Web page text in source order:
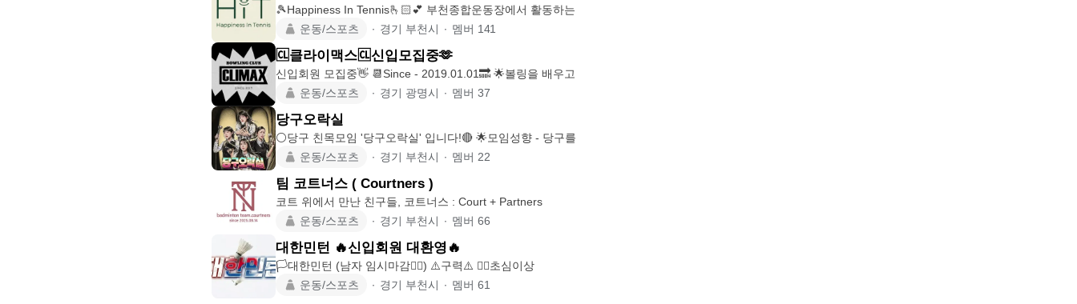
🎾Happiness In Tennis🫰🏻💕 부천종합운동장에서 활동하는
운동/스포츠
∙ 경기 부천시 ∙ 멤버 141
🆑클라이맥스🆑신입모집중🫶
신입회원 모집중👋 📆Since - 2019.01.01🔜 🌟볼링을 배우고
운동/스포츠
∙ 경기 광명시 ∙ 멤버 37
당구오락실
⚪️당구 친목모임 '당구오락실' 입니다!🔴 🌟모임성향 - 당구를
운동/스포츠
∙ 경기 부천시 ∙ 멤버 22
팀 코트너스 ( Courtners )
코트 위에서 만난 친구들, 코트너스 : Court + Partners
운동/스포츠
∙ 경기 부천시 ∙ 멤버 66
대한민턴 🔥신입회원 대환영🔥
​🏳️대한민턴 (남자 임시마감🙅‍♂️) ⚠️구력⚠️ 🙎‍♂️초심이상
운동/스포츠
∙ 경기 부천시 ∙ 멤버 61